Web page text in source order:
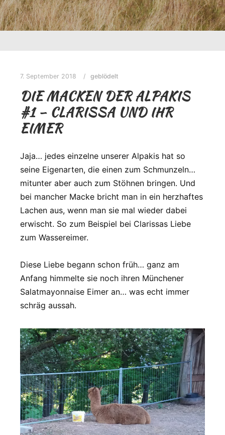
7. September 2018 geblödelt
DIE MACKEN DER ALPAKIS
#1 – CLARISSA UND IHR
EIMER
Jaja… jedes einzelne unserer Alpakis hat so
seine Eigenarten, die einen zum Schmunzeln…
mitunter aber auch zum Stöhnen bringen. Und
bei mancher Macke bricht man in ein herzhaftes
Lachen aus, wenn man sie mal wieder dabei
erwischt. So zum Beispiel bei Clarissas Liebe
zum Wassereimer.
Diese Liebe begann schon früh… ganz am
Anfang himmelte sie noch ihren Münchener
Salatmayonnaise Eimer an… was echt immer
schräg aussah.